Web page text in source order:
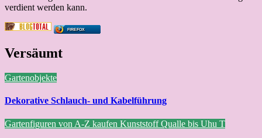
verdient werden kann.
FIREFOX
Versäumt
Gartenobjekte
Dekorative Schlauch- und Kabelführung
Gartenfiguren von A-Z kaufen KunststoffQualle bis Uhu T